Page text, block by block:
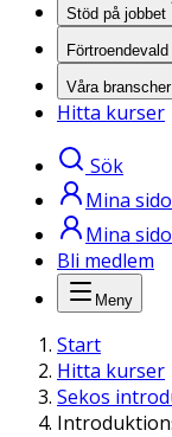
Stöd på jobbet
Förtroendevald
Våra branscher
Hitta kurser
Sök
Mina
Mina
Bli medlem
Meny
Start
Hitta kurser
Sekos